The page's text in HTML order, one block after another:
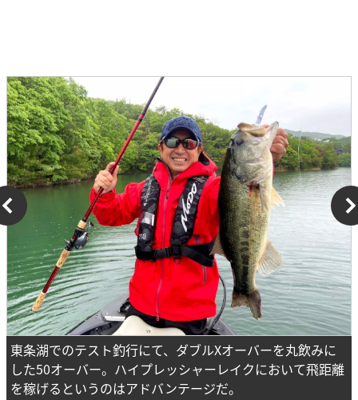
東条湖でのテスト釣行にて、ダブルXオーバーを丸飲みに
した50オーバー。ハイプレッシャーレイクにおいて飛距離
を稼げるというのはアドバンテージだ。